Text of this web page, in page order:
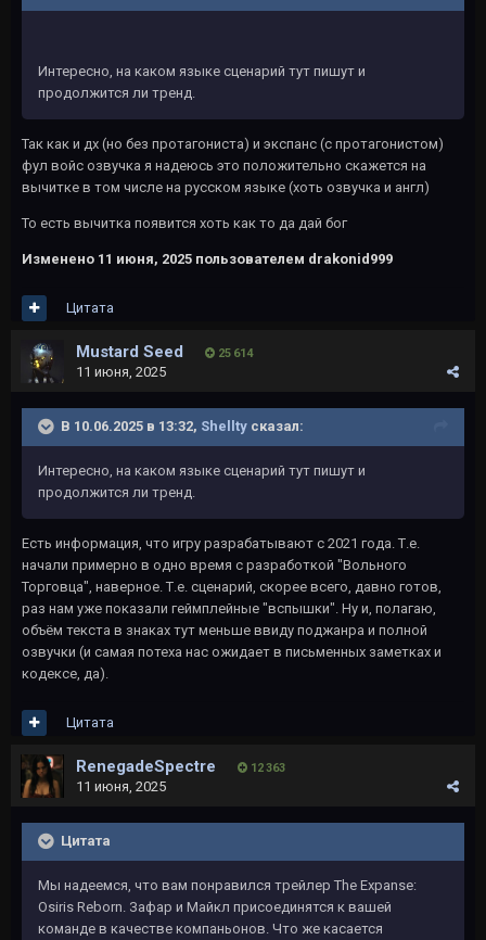
Интересно, на каком языке сценарий тут пишут и
продолжится ли тренд.
Так как и дх (но без протагониста) и экспанс (с протагонистом)
фул войс озвучка я надеюсь это положительно скажется на
вычитке в том числе на русском языке (хоть озвучка и англ)
То есть вычитка появится хоть как то да дай бог
Изменено 11 июня, 2025 пользователем drakonid999
Цитата
Mustard Seed 25 614
11 июня, 2025
В 10.06.2025 в 13:32, Shellty сказал:
Интересно, на каком языке сценарий тут пишут и
продолжится ли тренд.
Есть информация, что игру разрабатывают с 2021 года. Т.е.
начали примерно в одно время с разработкой "Вольного
Торговца", наверное. Т.е. сценарий, скорее всего, давно готов,
раз нам уже показали геймплейные "вспышки". Ну и, полагаю,
объём текста в знаках тут меньше ввиду поджанра и полной
озвучки (и самая потеха нас ожидает в письменных заметках и
кодексе, да).
Цитата
RenegadeSpectre 12 363
11 июня, 2025
Цитата
Мы надеемся, что вам понравился трейлер The Expanse:
Osiris Reborn. Зафар и Майкл присоединятся к вашей
команде в качестве компаньонов. Что же касается